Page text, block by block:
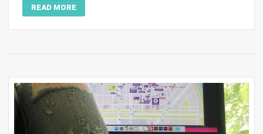
READ MORE